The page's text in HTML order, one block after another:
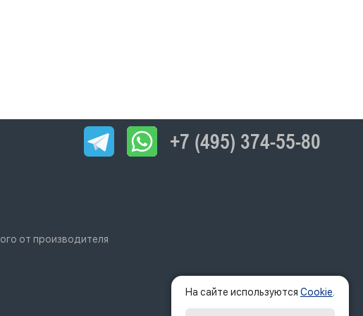
+7 (495) 374-55-80
от производителя
На сайте используются Cookie